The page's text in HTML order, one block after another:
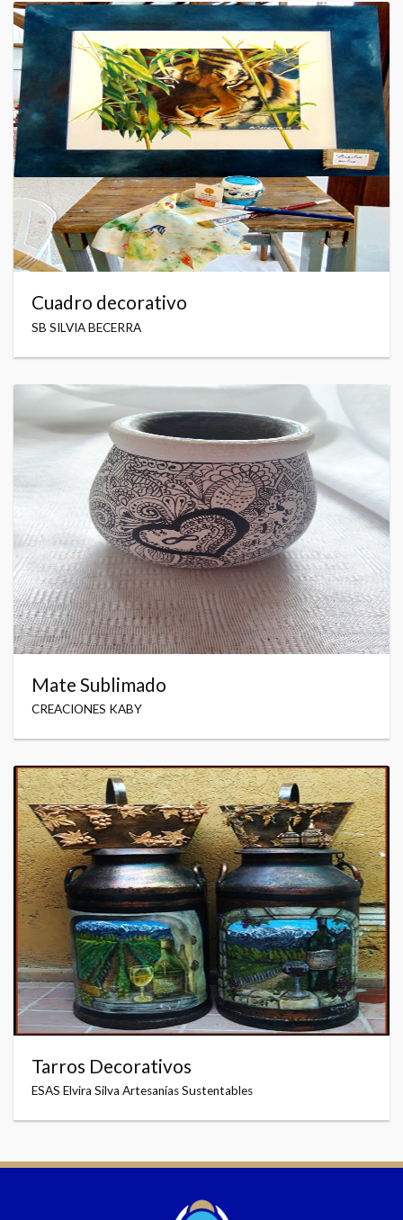
Cuadro decorativo
SB SILVIA BECERRA
Mate Sublimado
CREACIONES KABY
Tarros Decorativos
ESAS Elvira Silva Artesanías Sustentables